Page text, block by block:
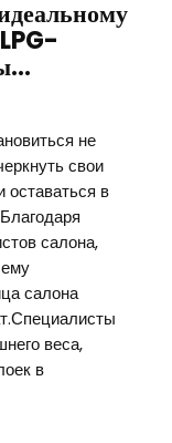
не
свои
оставаться в
салона,
салона
веса,
в